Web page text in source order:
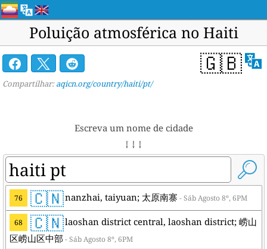
Poluição atmosférica no Haiti
🇬🇧
Compartilhar: aqicn.org/country/haiti/pt/
Escreva um nome de cidade
↓ ↓ ↓
76 🇨🇳nanzhai, taiyuan; 太原南寨 - Sáb Agosto 8º, 6PM
68 🇨🇳laoshan district central, laoshan district; 崂山
区崂山区中部 - Sáb Agosto 8º, 6PM